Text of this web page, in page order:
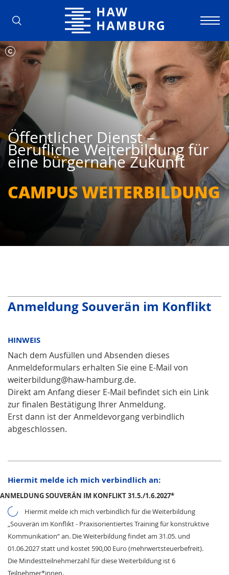
Hochschule für Angewandte
Öffentlicher Dienst –
Berufliche Weiterbildung für
eine bürgernahe Zukunft
CAMPUS WEITER­BILDUNG
Anmeldung Souverän im Konflikt
HINWEIS
Nach dem Ausfüllen und Absenden dieses
Anmeldeformulars erhalten Sie eine E-Mail von
weiterbildung@haw-hamburg.de.
Direkt am Anfang dieser E-Mail befindet sich ein Link
zur finalen Bestätigung Ihrer Anmeldung.
Erst dann ist der Anmeldevorgang verbindlich
abgeschlossen.
Hiermit melde ich mich verbindlich an:
ANMELDUNG SOUVERÄN IM KONFLIKT 31.5./1.6.2027*
Hiermit melde ich mich verbindlich für die Weiterbildung
„Souverän im Konflikt - Praxisorientiertes Training für konstruktive
Kommunikation“ an. Die Weiterbildung findet am 31.05. und
01.06.2027 statt und kostet 590,00 Euro (mehrwertsteuerbefreit).
Die Mindestteilnehmerzahl für diese Weiterbildung ist 6
Teilnehmer*innen.